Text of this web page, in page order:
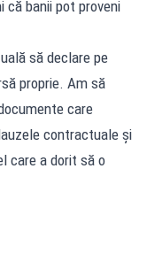
că banii pot proveni
să declare pe
proprie. Am să
care
contractuale și
care a dorit să o